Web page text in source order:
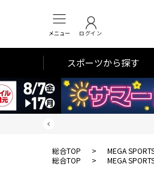
メニュー ログイン
スポーツから探す
総合TOP > MEGA
総合TOP
> MEGA